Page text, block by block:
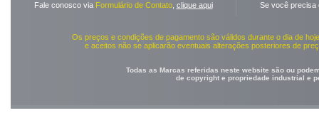
Fale conosco via Formulário de Contato, clique aqui Se você precisa
Os preços e condições de pagamento são válidos durante o dia de
e aceitos não se aplicarão eventuais alterações posteriores de
Todas as Marcas referidas neste website são ou
de copyright e propriedade industrial e